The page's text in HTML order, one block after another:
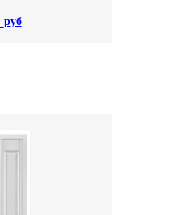
руб